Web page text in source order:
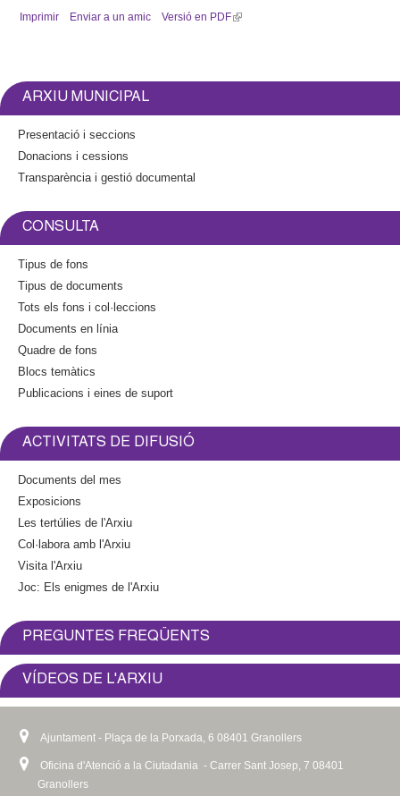
x
)
Imprimir Enviar a un amic Versió en PDF(
n
ARXIU MUNICIPAL
Presentació i seccions
Donacions i cessions
Transparència i gestió documental
CONSULTA
Tipus de fons
Tipus de documents
Tots els fons i col·leccions
Documents en línia
Quadre de fons
Blocs temàtics
Publicacions i eines de suport
ACTIVITATS DE DIFUSIÓ
Documents del mes
Exposicions
Les tertúlies de l'Arxiu
Col·labora amb l'Arxiu
Visita l'Arxiu
Joc: Els enigmes de l'Arxiu
PREGUNTES FREQÜENTS
VÍDEOS DE L'ARXIU
Ajuntament - Plaça de la Porxada, 6 08401 Granollers
Oficina d'Atenció a la Ciutadania - Carrer Sant Josep, 7 08401
Granollers